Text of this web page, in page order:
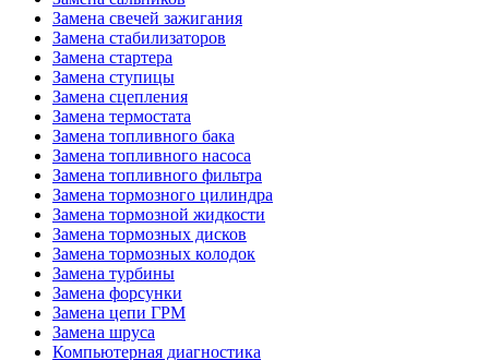
Замена свечей зажигания
Замена стабилизаторов
Замена стартера
Замена ступицы
Замена сцепления
Замена термостата
Замена топливного бака
Замена топливного насоса
Замена топливного фильтра
Замена тормозного цилиндра
Замена тормозной жидкости
Замена тормозных дисков
Замена тормозных колодок
Замена турбины
Замена форсунки
Замена цепи ГРМ
Замена шруса
Компьютерная диагностика